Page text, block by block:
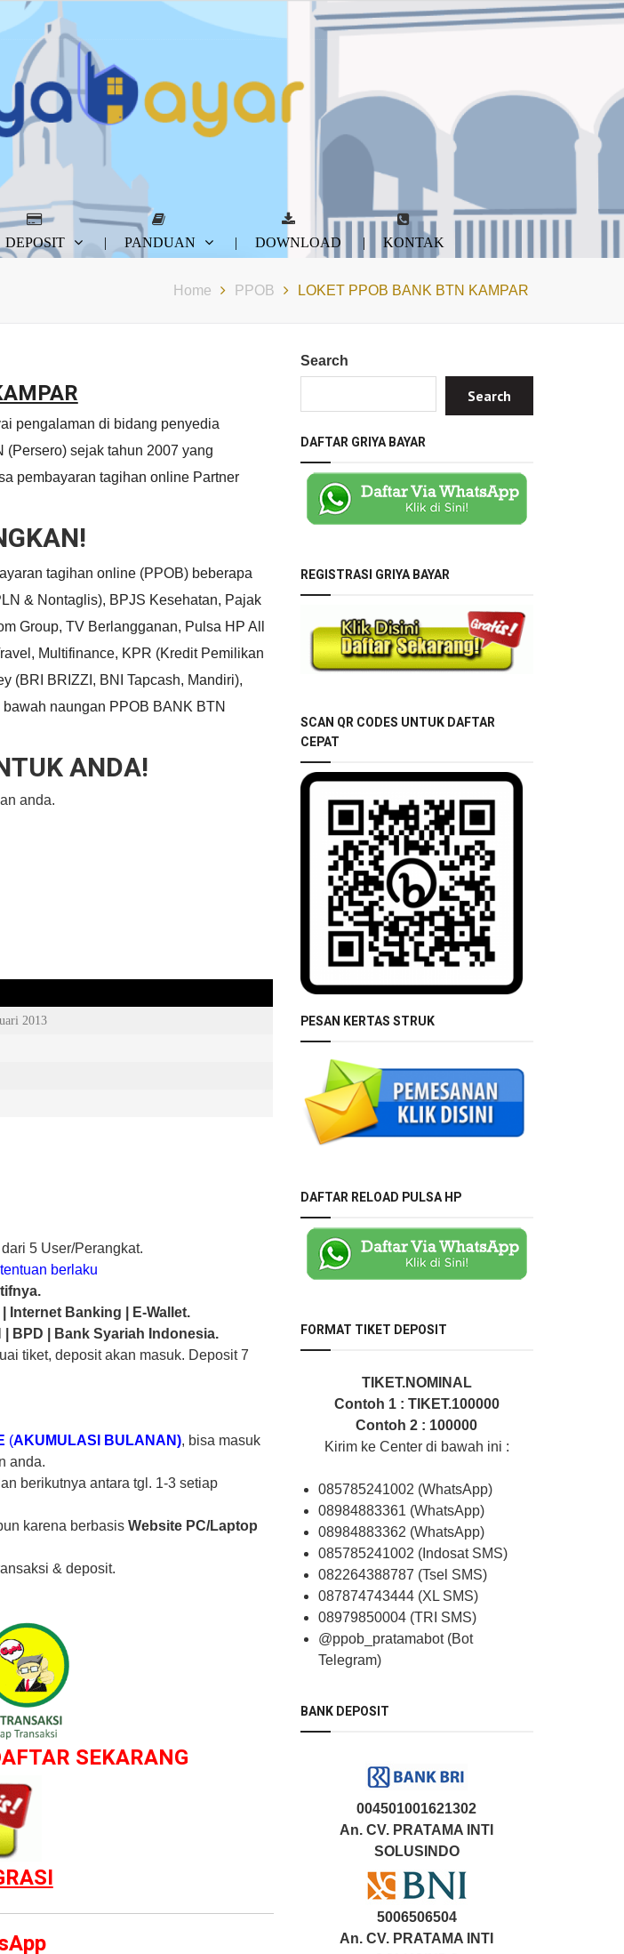
DEPOSIT PANDUAN DOWNLOAD KONTAK
Home PPOB LOKET PPOB BANK BTN KAMPAR
pengalaman di bidang penyedia
(Persero) sejak tahun 2007 yang
pembayaran tagihan online Partner
tagihan online (PPOB) beberapa
& Nontaglis), BPJS Kesehatan, Pajak
Group, TV Berlangganan, Pulsa HP All
Multifinance, KPR (Kredit Pemilikan
(BRI BRIZZI, BNI Tapcash, Mandiri),
naungan PPOB BANK BTN
ANDA!
anda.
2013
5 User/Perangkat.
berlaku
Internet Banking | E-Wallet.
| BPD | Bank Syariah Indonesia.
tiket, deposit akan masuk. Deposit 7
(AKUMULASI BULANAN), bisa masuk
anda.
berikutnya antara tgl. 1-3 setiap
karena berbasis Website PC/Laptop
& deposit.
SEKARANG
Search
Search
DAFTAR GRIYA BAYAR
REGISTRASI GRIYA BAYAR
SCAN QR CODES UNTUK DAFTAR
CEPAT
PESAN KERTAS STRUK
DAFTAR RELOAD PULSA HP
FORMAT TIKET DEPOSIT
TIKET.NOMINAL
Contoh 1 : TIKET.100000
Contoh 2 : 100000
Kirim ke Center di bawah ini :
085785241002 (WhatsApp)
08984883361 (WhatsApp)
08984883362 (WhatsApp)
085785241002 (Indosat SMS)
082264388787 (Tsel SMS)
087874743444 (XL SMS)
08979850004 (TRI SMS)
@ppob_pratamabot (Bot
Telegram)
BANK DEPOSIT
004501001621302
An. CV. PRATAMA INTI
SOLUSINDO
5006506504
An. CV. PRATAMA INTI